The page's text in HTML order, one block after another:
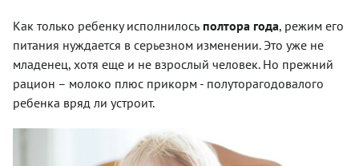
Как только ребенку исполнилось полтора года, режим его
питания нуждается в серьезном изменении. Это уже не
младенец, хотя еще и не взрослый человек. Но прежний
рацион – молоко плюс прикорм - полуторагодовалого
ребенка вряд ли устроит.